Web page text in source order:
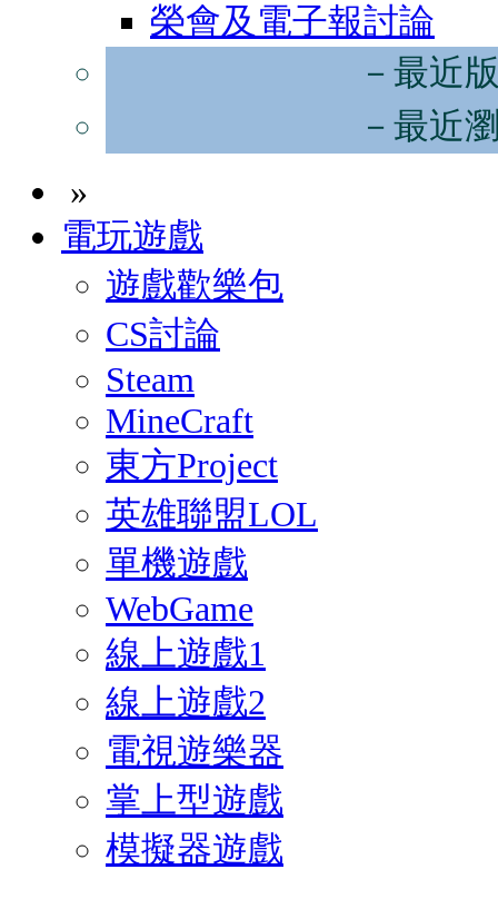
榮會及電子報討論
－最近
－最近
»
電玩遊戲
遊戲歡樂包
CS討論
Steam
MineCraft
東方Project
英雄聯盟LOL
單機遊戲
WebGame
線上遊戲1
線上遊戲2
電視遊樂器
掌上型遊戲
模擬器遊戲